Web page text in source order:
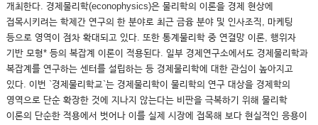
개최한다. 경제물리학(econophysics)은 물리학의 이론을 경제 현상에
접목시키려는 학제간 연구의 한 분야로 최근 금융 분야 및 인사조직, 마케팅
등으로 영역이 점차 확대되고 있다. 또한 통계물리학 중 연결망 이론, 행위자
기반 모형* 등의 복잡계 이론이 적용된다. 일부 경제연구소에서도 경제물리학과
복잡계를 연구하는 센터를 설립하는 등 경제물리학에 대한 관심이 높아지고
있다. 이번 `경제물리학교`는 경제물리학이 물리학의 연구 대상을 경제학의
영역으로 단순 확장한 것에 지나지 않는다는 비판을 극복하기 위해 물리학
이론의 단순한 적용에서 벗어나 이를 실제 시장에 접목해 보다 현실적인 응용이